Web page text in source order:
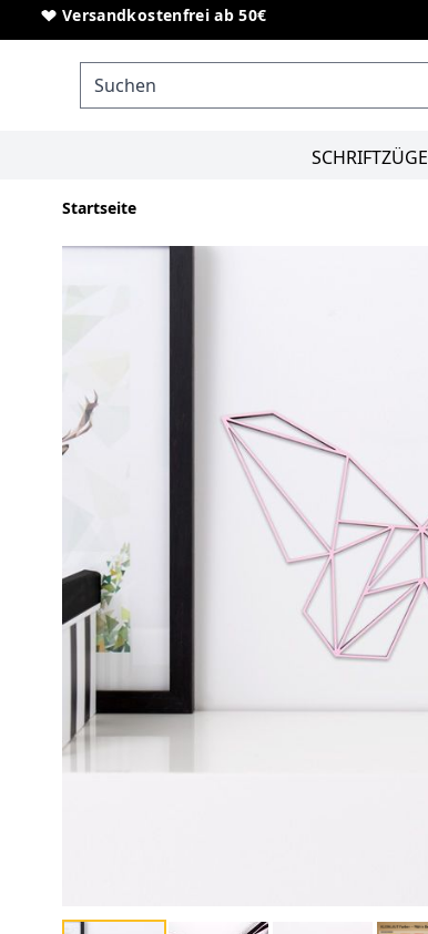
Direkt zum Inhalt
Versandkostenfrei ab 50€
Sonderanfertigungen von Schriftzügen
SCHRIFTZÜGE
Startseite